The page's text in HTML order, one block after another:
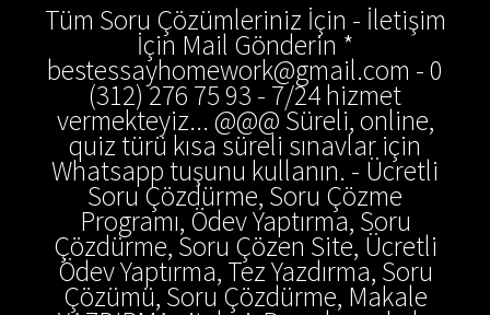
Tüm Soru Çözümleriniz İçin - İletişim
İçin Mail Gönderin *
bestessayhomework@gmail.com - 0
(312) 276 75 93 - 7/24 hizmet
vermekteyiz... @@@ Süreli, online,
quiz türü kısa süreli sınavlar için
Whatsapp tuşunu kullanın. - Ücretli
Soru Çözdürme, Soru Çözme
Programı, Ödev Yaptırma, Soru
Çözdürme, Soru Çözen Site, Ücretli
Ödev Yaptırma, Tez Yazdırma, Soru
Çözümü, Soru Çözdürme, Makale